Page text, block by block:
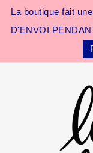
La boutique fait
D'ENVOI